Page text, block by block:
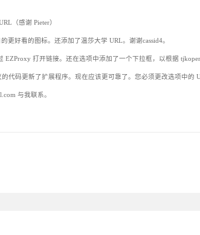
（感谢 Pieter）
更好看的图标。还添加了温莎大学 URL。谢谢cassid4。
EZProxy 打开链接。还在选项中添加了一个下拉框，以根据
代码更新了扩展程序。现在应该更可靠了。您必须更改选项中的
与我联系。